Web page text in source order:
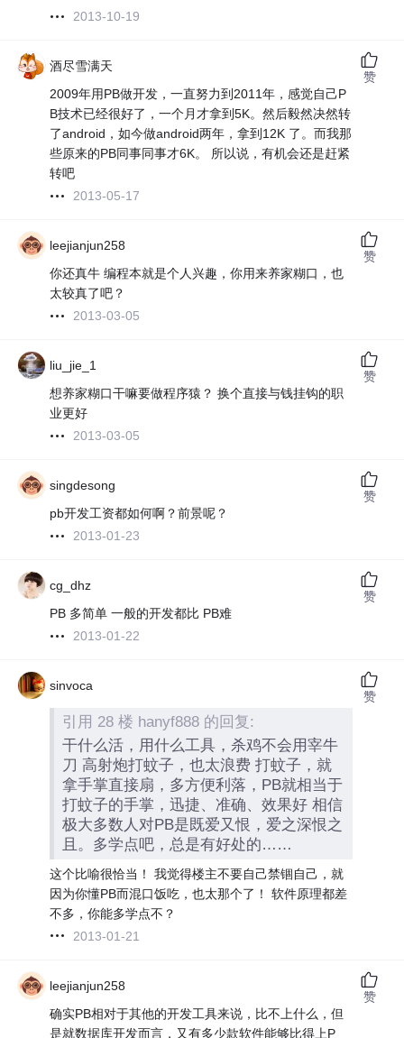
2013-10-19
酒尽雪满天
2009年用PB做开发，一直努力到2011年，感觉自己P
B技术已经很好了，一个月才拿到5K。然后毅然决然转
了android，如今做android两年，拿到12K 了。而我那
些原来的PB同事同事才6K。 所以说，有机会还是赶紧
转吧
2013-05-17
赞
leejianjun258
你还真牛 编程本就是个人兴趣，你用来养家糊口，也
太较真了吧？
2013-03-05
赞
liu_jie_1
想养家糊口干嘛要做程序猿？ 换个直接与钱挂钩的职
业更好
2013-03-05
赞
singdesong
pb开发工资都如何啊？前景呢？
2013-01-23
赞
cg_dhz
PB 多简单 一般的开发都比 PB难
2013-01-22
赞
sinvoca
引用 28 楼 hanyf888 的回复:
干什么活，用什么工具，杀鸡不会用宰牛
刀 高射炮打蚊子，也太浪费 打蚊子，就
拿手掌直接扇，多方便利落，PB就相当于
打蚊子的手掌，迅捷、准确、效果好 相信
极大多数人对PB是既爱又恨，爱之深恨之
且。多学点吧，总是有好处的……
这个比喻很恰当！ 我觉得楼主不要自己禁锢自己，就
因为你懂PB而混口饭吃，也太那个了！ 软件原理都差
不多，你能多学点不？
2013-01-21
赞
leejianjun258
确实PB相对于其他的开发工具来说，比不上什么，但
是就数据库开发而言，又有多少款软件能够比得上P
赞